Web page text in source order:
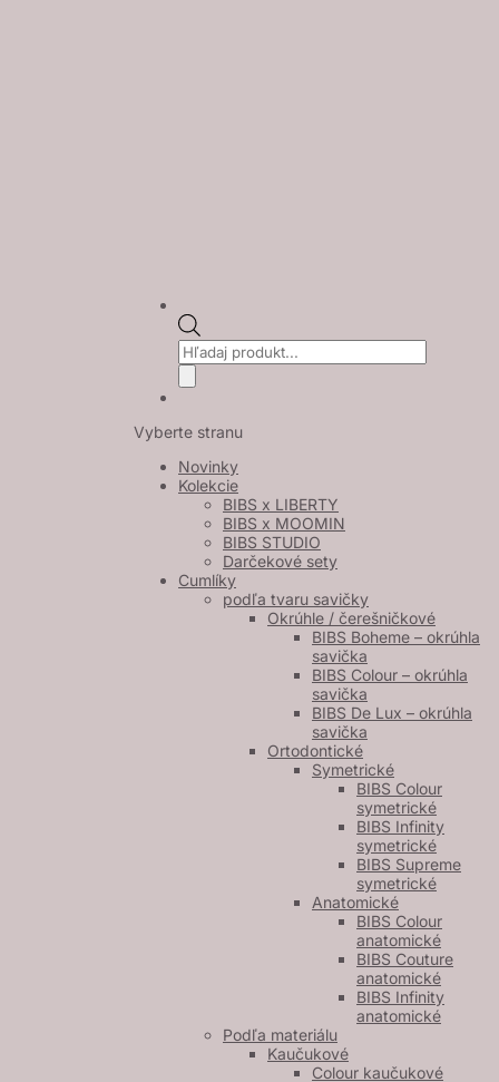
Products
search
Vyberte stranu
Novinky
Kolekcie
BIBS x LIBERTY
BIBS x MOOMIN
BIBS STUDIO
Darčekové sety
Cumlíky
podľa tvaru savičky
Okrúhle / čerešničkové
BIBS Boheme – okrúhla
savička
BIBS Colour – okrúhla
savička
BIBS De Lux – okrúhla
savička
Ortodontické
Symetrické
BIBS Colour
symetrické
BIBS Infinity
symetrické
BIBS Supreme
symetrické
Anatomické
BIBS Colour
anatomické
BIBS Couture
anatomické
BIBS Infinity
anatomické
Podľa materiálu
Kaučukové
Colour kaučukové